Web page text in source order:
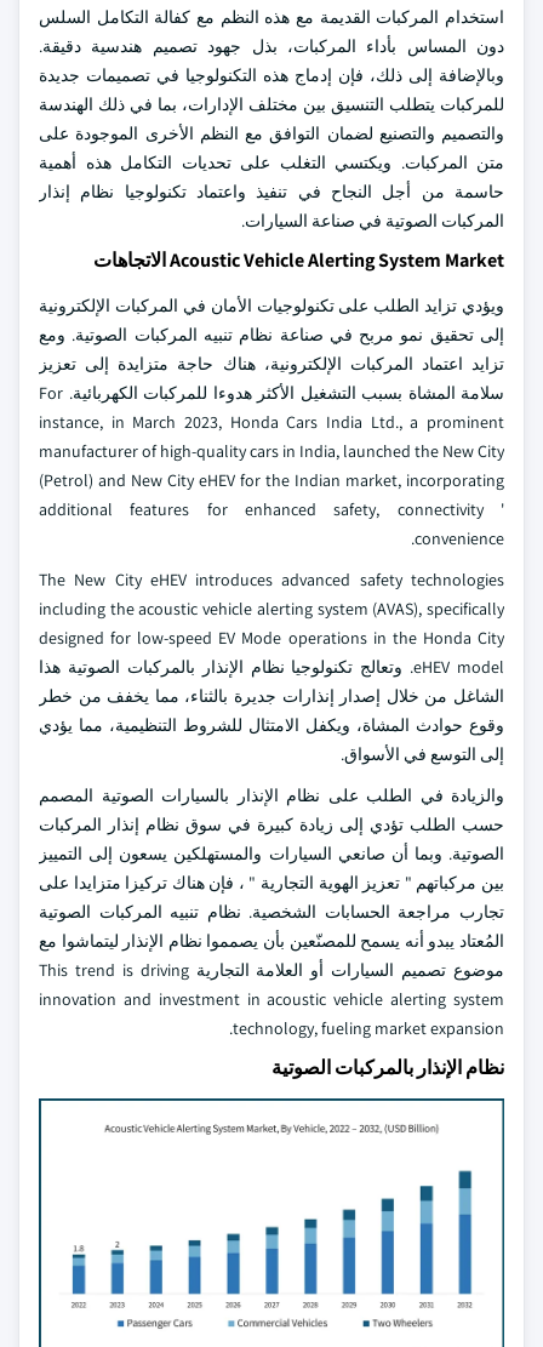
استخدام المركبات القديمة مع هذه النظم مع كفالة التكامل السلس
دون المساس بأداء المركبات، بذل جهود تصميم هندسية دقيقة.
وبالإضافة إلى ذلك، فإن إدماج هذه التكنولوجيا في تصميمات جديدة
للمركبات يتطلب التنسيق بين مختلف الإدارات، بما في ذلك الهندسة
والتصميم والتصنيع لضمان التوافق مع النظم الأخرى الموجودة على
متن المركبات. ويكتسي التغلب على تحديات التكامل هذه أهمية
حاسمة من أجل النجاح في تنفيذ واعتماد تكنولوجيا نظام إنذار
المركبات الصوتية في صناعة السيارات.
Acoustic Vehicle Alerting System Market الاتجاهات
ويؤدي تزايد الطلب على تكنولوجيات الأمان في المركبات الإلكترونية
إلى تحقيق نمو مربح في صناعة نظام تنبيه المركبات الصوتية. ومع
تزايد اعتماد المركبات الإلكترونية، هناك حاجة متزايدة إلى تعزيز
سلامة المشاة بسبب التشغيل الأكثر هدوءا للمركبات الكهربائية. For
instance, in March 2023, Honda Cars India Ltd., a prominent
manufacturer of high-quality cars in India, launched the New City
(Petrol) and New City eHEV for the Indian market, incorporating
additional features for enhanced safety, connectivity '
convenience.
The New City eHEV introduces advanced safety technologies
including the acoustic vehicle alerting system (AVAS), specifically
designed for low-speed EV Mode operations in the Honda City
eHEV model. وتعالج تكنولوجيا نظام الإنذار بالمركبات الصوتية هذا
الشاغل من خلال إصدار إنذارات جديرة بالثناء، مما يخفف من خطر
وقوع حوادث المشاة، ويكفل الامتثال للشروط التنظيمية، مما يؤدي
إلى التوسع في الأسواق.
والزيادة في الطلب على نظام الإنذار بالسيارات الصوتية المصمم
حسب الطلب تؤدي إلى زيادة كبيرة في سوق نظام إنذار المركبات
الصوتية. وبما أن صانعي السيارات والمستهلكين يسعون إلى التمييز
بين مركباتهم " تعزيز الهوية التجارية " ، فإن هناك تركيزا متزايدا على
تجارب مراجعة الحسابات الشخصية. نظام تنبيه المركبات الصوتية
المُعتاد يبدو أنه يسمح للمصنّعين بأن يصمموا نظام الإنذار ليتماشوا مع
موضوع تصميم السيارات أو العلامة التجارية This trend is driving
innovation and investment in acoustic vehicle alerting system
technology, fueling market expansion.
نظام الإنذار بالمركبات الصوتية